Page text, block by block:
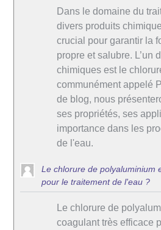
Dans le domaine du
divers produits
crucial pour garantir la
propre et salubre. L’un
chimiques est le
communément appelé
de blog, nous
ses propriétés, ses
importance dans les
de l'eau.
Le chlorure de polyaluminium
pour le traitement de l'eau ?
Le chlorure de
coagulant très efficace